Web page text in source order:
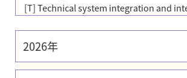
[T] Technical system integration and
2026年